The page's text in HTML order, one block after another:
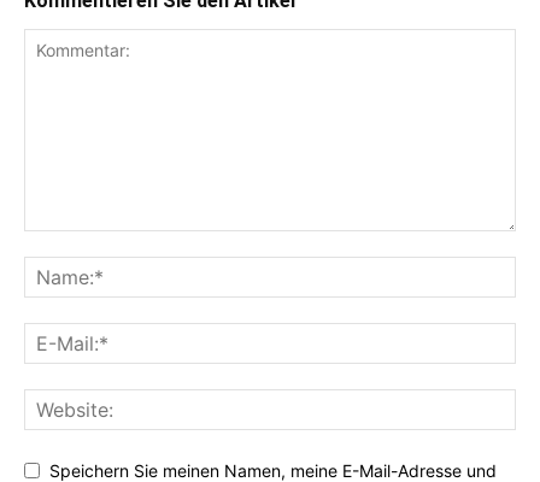
Speichern Sie meinen Namen, meine E-Mail-Adresse und